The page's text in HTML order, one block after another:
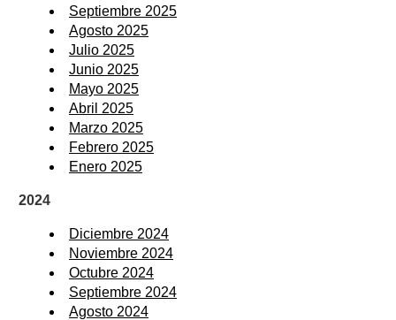
Septiembre 2025
Agosto 2025
Julio 2025
Junio 2025
Mayo 2025
Abril 2025
Marzo 2025
Febrero 2025
Enero 2025
2024
Diciembre 2024
Noviembre 2024
Octubre 2024
Septiembre 2024
Agosto 2024